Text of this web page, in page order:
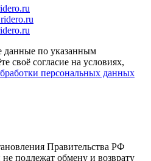
данные по указанным
своё согласие на условиях,
персональных данных
Правительства РФ
подлежат обмену и возврату